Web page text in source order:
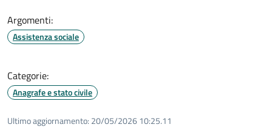
Argomenti:
Assistenza sociale
Categorie:
Anagrafe e stato civile
Ultimo aggiornamento: 20/05/2026 10:25.11